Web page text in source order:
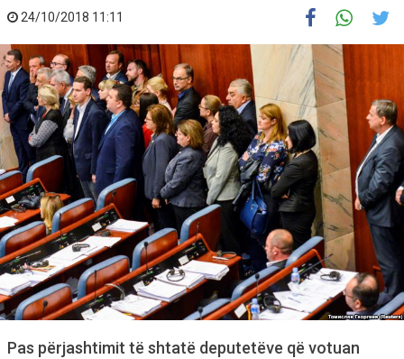
24/10/2018 11:11
Pas përjashtimit të shtatë deputetëve që votuan